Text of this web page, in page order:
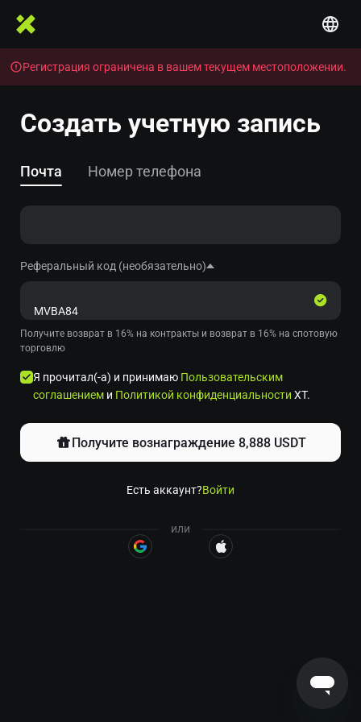
Регистрация ограничена в вашем текущем местоположении.
Создать учетную запись
Почта Номер телефона
Реферальный код (необязательно)
Получите возврат в 16% на контракты и возврат в 16% на спотовую
торговлю
Я прочитал(-а) и принимаю Пользовательским
соглашением и Политикой конфиденциальности XT.
Получите вознаграждение 8,888 USDT
Есть аккаунт?Войти
или